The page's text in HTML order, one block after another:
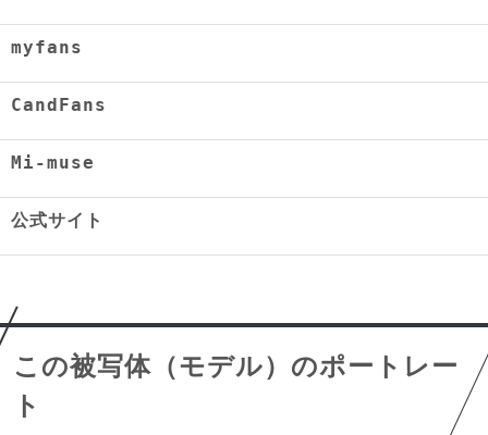
myfans
CandFans
Mi-muse
公式サイト
この被写体（モデル）のポートレー
ト